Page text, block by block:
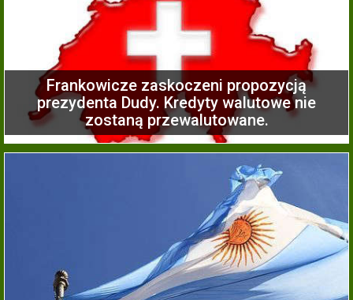
Frankowicze zaskoczeni propozycją
prezydenta Dudy. Kredyty walutowe nie
zostaną przewalutowane.